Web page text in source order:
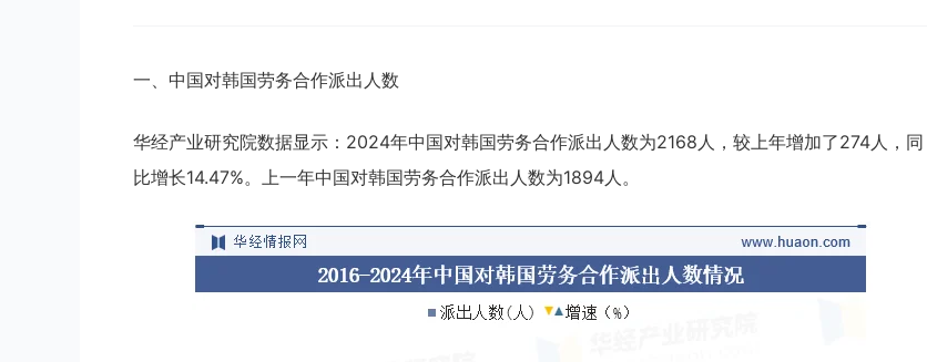
一、中国对韩国劳务合作派出人数
华经产业研究院数据显示：2024年中国对韩国劳务合作派出人数为2168人，较上年增加了274人，同
比增长14.47%。上一年中国对韩国劳务合作派出人数为1894人。